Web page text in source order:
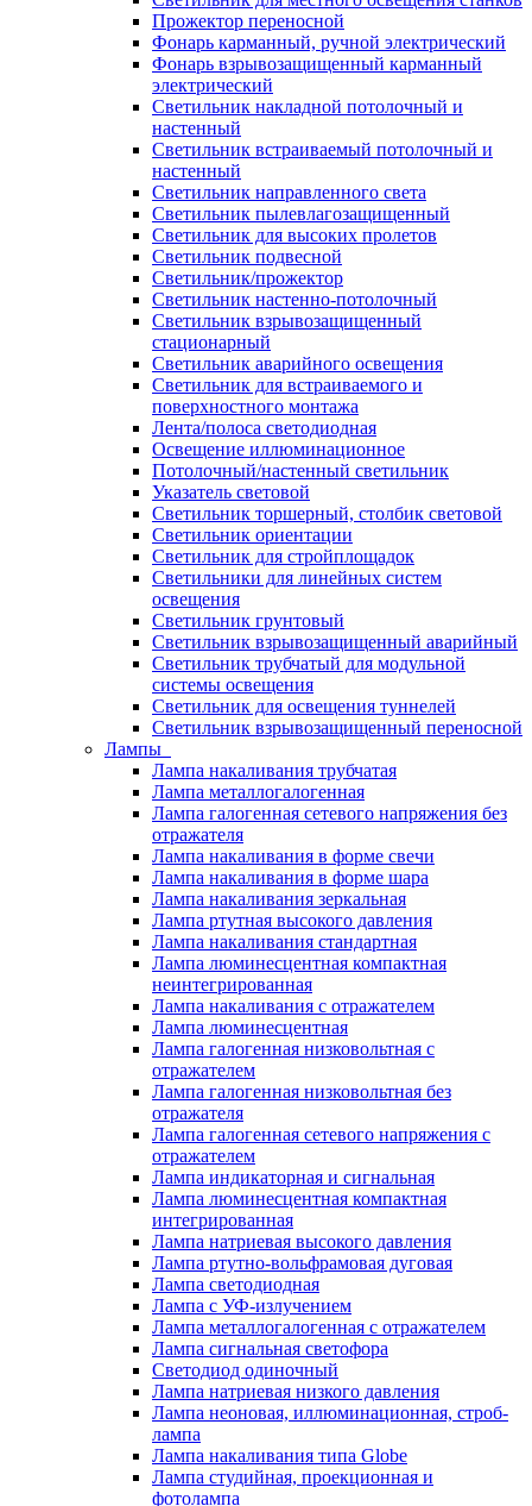
Прожектор переносной
Фонарь карманный, ручной электрический
Фонарь взрывозащищенный карманный
электрический
Светильник накладной потолочный и
настенный
Светильник встраиваемый потолочный и
настенный
Светильник направленного света
Светильник пылевлагозащищенный
Светильник для высоких пролетов
Светильник подвесной
Светильник/прожектор
Светильник настенно-потолочный
Светильник взрывозащищенный
стационарный
Светильник аварийного освещения
Светильник для встраиваемого и
поверхностного монтажа
Лента/полоса светодиодная
Освещение иллюминационное
Потолочный/настенный светильник
Указатель световой
Светильник торшерный, столбик световой
Светильник ориентации
Светильник для стройплощадок
Светильники для линейных систем
освещения
Светильник грунтовый
Светильник взрывозащищенный аварийный
Светильник трубчатый для модульной
системы освещения
Светильник для освещения туннелей
Светильник взрывозащищенный переносной
Лампы
Лампа накаливания трубчатая
Лампа металлогалогенная
Лампа галогенная сетевого напряжения без
отражателя
Лампа накаливания в форме свечи
Лампа накаливания в форме шара
Лампа накаливания зеркальная
Лампа ртутная высокого давления
Лампа накаливания стандартная
Лампа люминесцентная компактная
неинтегрированная
Лампа накаливания с отражателем
Лампа люминесцентная
Лампа галогенная низковольтная с
отражателем
Лампа галогенная низковольтная без
отражателя
Лампа галогенная сетевого напряжения с
отражателем
Лампа индикаторная и сигнальная
Лампа люминесцентная компактная
интегрированная
Лампа натриевая высокого давления
Лампа ртутно-вольфрамовая дуговая
Лампа светодиодная
Лампа с УФ-излучением
Лампа металлогалогенная с отражателем
Лампа сигнальная светофора
Светодиод одиночный
Лампа натриевая низкого давления
Лампа неоновая, иллюминационная, строб-
лампа
Лампа накаливания типа Globe
Лампа студийная, проекционная и
фотолампа